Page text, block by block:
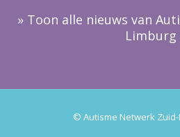
» Toon alle nieuws van
Limburg
© Autisme Netwerk Zuid-